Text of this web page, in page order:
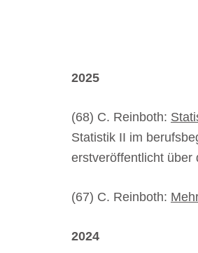
2025
(68) C. Reinboth:
Statistik II im
erstveröffentlicht über
(67) C. Reinboth:
2024